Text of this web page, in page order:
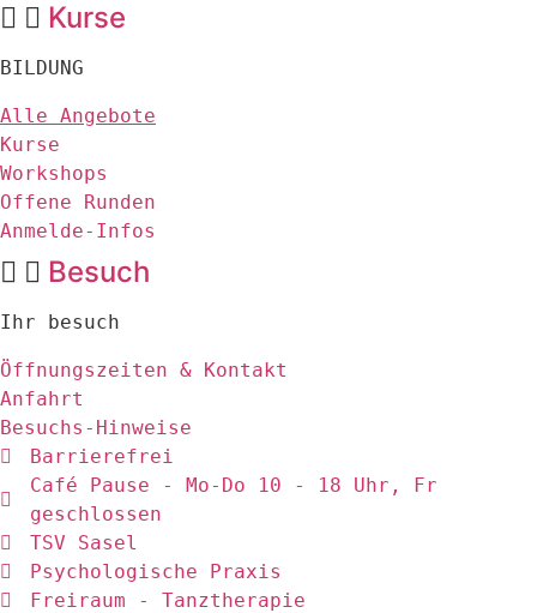
Kurse
BILDUNG
Alle Angebote
Kurse
Workshops
Offene Runden
Anmelde-Infos
Besuch
Ihr besuch
Öffnungszeiten & Kontakt
Anfahrt
Besuchs-Hinweise
Barrierefrei
Café Pause - Mo-Do 10 - 18 Uhr, Fr
geschlossen
TSV Sasel
Psychologische Praxis
Freiraum - Tanztherapie